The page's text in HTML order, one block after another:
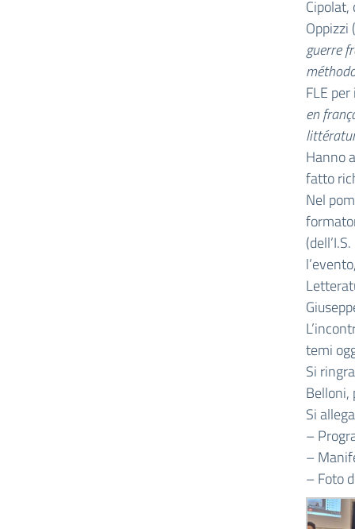
Oppizzi
guerre
FLE
en
Hanno
fatto
Nel
temi
Si
Belloni,
Si
–
–
– Foto